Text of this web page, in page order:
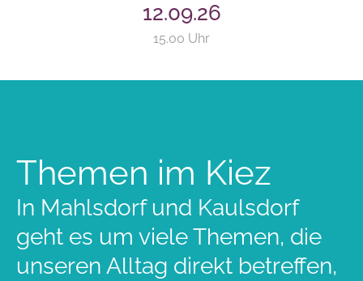
12.09.26
15.00 Uhr
Themen im Kiez
In Mahlsdorf und Kaulsdorf
geht es um viele Themen, die
unseren Alltag direkt betreffen,